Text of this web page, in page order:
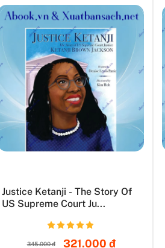
Justice Ketanji - The Story Of
US Supreme Court Ju...
345.000 đ 321.000 đ